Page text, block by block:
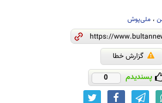
، ملی‌پوش
گزارش خطا
پسندیدم 0